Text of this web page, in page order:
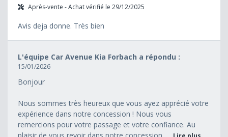
Après-vente - Achat vérifié le 29/12/2025
Avis deja donne. Très bien
L'équipe Car Avenue Kia Forbach a répondu :
15/01/2026
Bonjour
Nous sommes très heureux que vous ayez apprécié votre
expérience dans notre concession ! Nous vous
remercions pour votre passage et votre confiance. Au